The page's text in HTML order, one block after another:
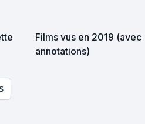
Films vus en 2019 (avec
annotations)